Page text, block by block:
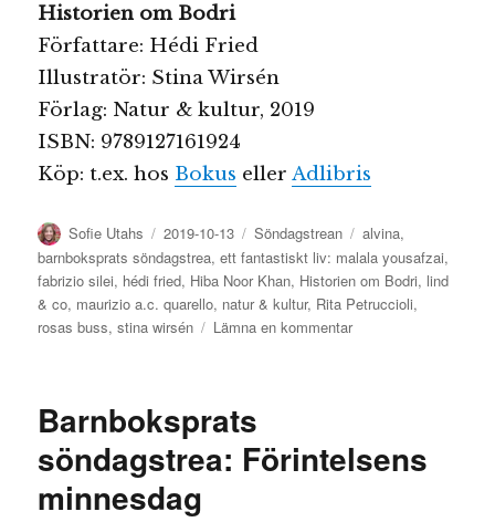
Historien om Bodri
Författare: Hédi Fried
Illustratör: Stina Wirsén
Förlag: Natur & kultur, 2019
ISBN: 9789127161924
Köp: t.ex. hos Bokus ellerAdlibris
Författare
Sofie Utahs
Publicerat
den
2019-10-13 Kategorier
Söndagstrean Etiketter
alvina,
barnboksprats söndagstrea,ett fantastiskt liv: malala yousafzai,
fabrizio silei, hédi fried, Hiba Noor Khan, Historien om Bodri, lind
& co, maurizio a.c. quarello, natur & kultur, Rita Petruccioli,
rosas buss,stina wirsén Lämna en kommentartill
Barnboksprats
söndagstrea: Förintelsens
minnesdag